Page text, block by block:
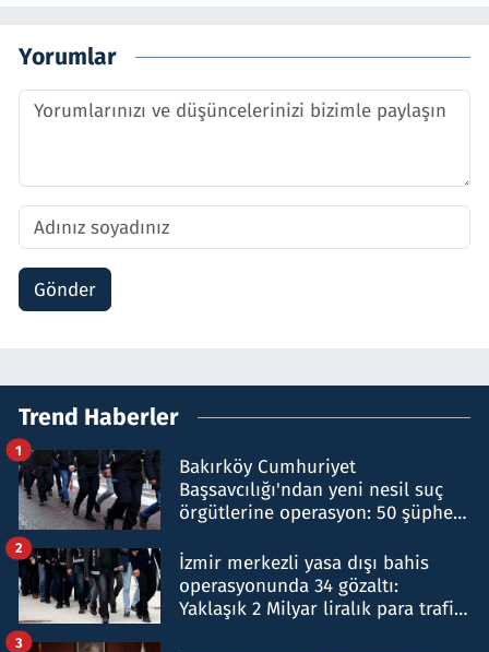
Yorumlar
Gönder
Trend Haberler
Bakırköy Cumhuriyet
Başsavcılığı'ndan yeni nesil suç
örgütlerine operasyon: 50 şüpheli
1
İzmir merkezli yasa dışı bahis
operasyonunda 34 gözaltı:
Yaklaşık 2 Milyar liralık para trafiği
2
3